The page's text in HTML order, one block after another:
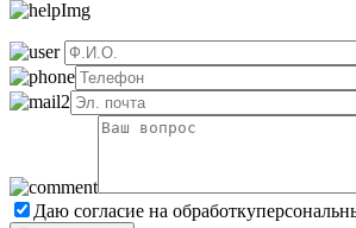
Даю согласие на обработку